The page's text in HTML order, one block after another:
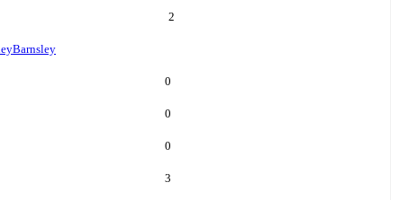
2
Barnsley
0
0
0
3